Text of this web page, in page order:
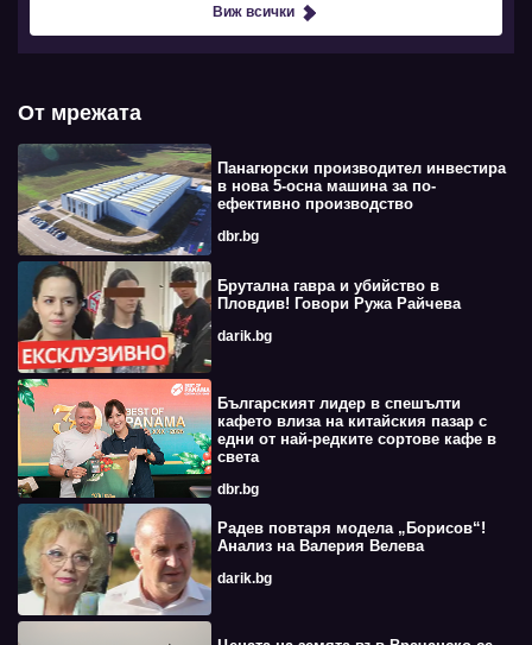
Виж всички
От мрежата
Панагюрски производител инвестира
в нова 5-осна машина за по-
ефективно производство
dbr.bg
Брутална гавра и убийство в
Пловдив! Говори Ружа Райчева
darik.bg
Българският лидер в спешълти
кафето влиза на китайския пазар с
едни от най-редките сортове кафе в
света
dbr.bg
Радев повтаря модела „Борисов“!
Анализ на Валерия Велева
darik.bg